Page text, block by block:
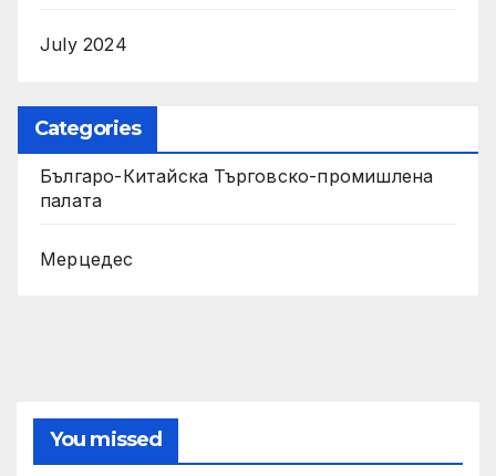
July 2024
Categories
Българо-Китайска Търговско-промишлена
палaта
Мерцедес
You missed